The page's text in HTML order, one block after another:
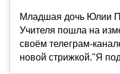
Младшая дочь Юлии
Учителя пошла на
своём телеграм-
новой стрижкой."Я